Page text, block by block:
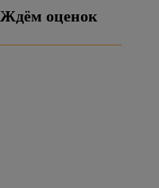
Ждём оценок